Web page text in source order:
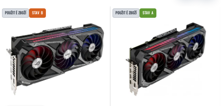
POUŽITÉ ZBOŽÍ STAV B POUŽITÉ ZBOŽÍ STAV A